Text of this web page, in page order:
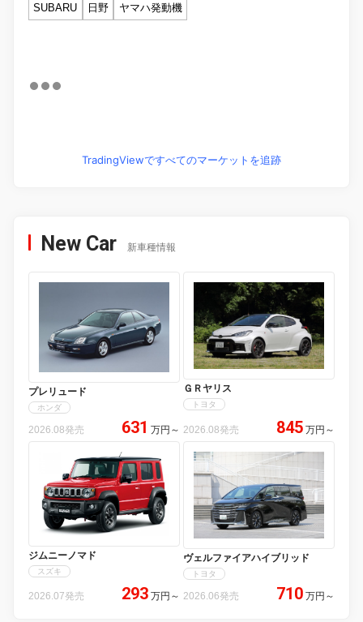
SUBARU
日野 ヤマハ発動機
TradingViewですべてのマーケットを追跡
New Car 新車種情報
プレリュード
ホンダ
2026.08発売 631 万円 ～
ＧＲヤリス
トヨタ
2026.08発売 845 万円 ～
ジムニーノマド
スズキ
2026.07発売 293 万円 ～
ヴェルファイアハイブリッド
トヨタ
2026.06発売 710 万円 ～